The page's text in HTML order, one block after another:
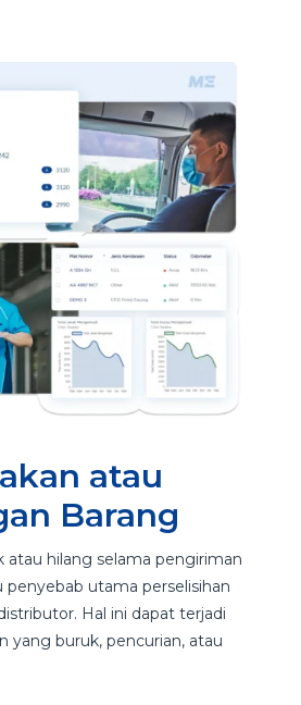
atau
Barang
atau hilang selama pengiriman
penyebab utama perselisihan
Hal ini dapat terjadi
yang buruk, pencurian, atau